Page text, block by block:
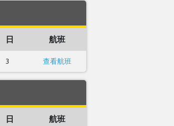
日 航班
3 查看航班
日 航班